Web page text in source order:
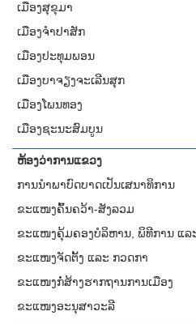
ເມືອງສຸຂຸມາ
ເມືອງຈຳປາສັກ
ເມືອງປະທຸມພອນ
ເມືອງບາຈຽງຈະເລີນສຸກ
ເມືອງໂພນທອງ
ເມືອງຊະນະສົມບູນ
ຫ້ອງວ່າການແຂວງ
ການ​​ນຳພາ​ບົດບາດ​​ເປັນເສນາ​ທິການ
ຂະແໜງຄົ້ນຄວ້າ-ສັງລວມ
ຂະແໜງຄຸ້ມຄອງບໍລິຫານ, ພິທີການ ແລ
ຂະແໜງຈັດຕັ້ງ ແລະ ກວດກາ
ຂະແໜງກໍ່ສ້າງຮາກຖານການເມືອງ
ຂະແໜງອະນຸສາວະລີ